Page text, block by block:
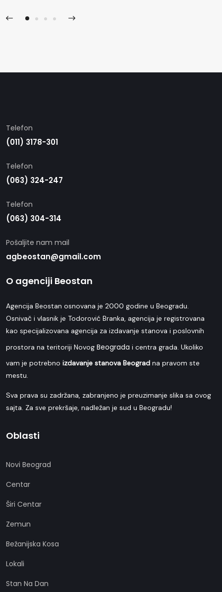
Telefon
(011) 3178-301
Telefon
(063) 324-247
Telefon
(063) 304-314
Pošaljite nam mail
agbeostan@gmail.com
O agenciji Beostan
Agencija Beostan osnovana je 2000 godine u Beogradu.
Osnivač i vlasnik je Todorović Branka, agencija je registrovana
kao specijalizovana agencija za izdavanje stanova i poslovnih
prostora na teritoriji Novog Beograda i centra grada. Ukoliko
vam je potrebno izdavanje stanova Beograd na pravom ste
mestu.
Sva prava su zadržana, zabranjeno je preuzimanje slika sa ovog
sajta. Za sve prekršaje, nadležan je sud u Beogradu!
Oblasti
Novi Beograd
Centar
Širi Centar
Zemun
Bežanijska Kosa
Lokali
Stan Na Dan